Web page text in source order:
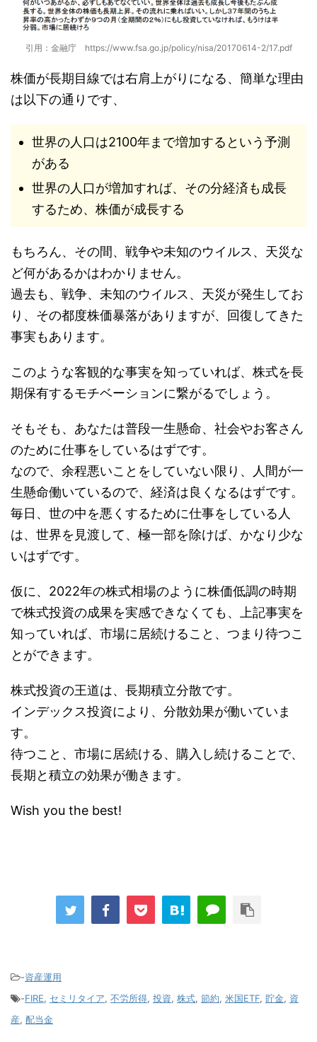
引用：金融庁 https://www.fsa.go.jp/policy/nisa/20170614-2/17.pdf
株価が長期目線では右肩上がりになる、簡単な理由
は以下の通りです、
世界の人口は2100年まで増加するという予測
がある
世界の人口が増加すれば、その分経済も成長
するため、株価が成長する
もちろん、その間、戦争や未知のウイルス、天災な
ど何があるかはわかりません。
過去も、戦争、未知のウイルス、天災が発生してお
り、その都度株価暴落がありますが、回復してきた
事実もあります。
このような客観的な事実を知っていれば、株式を長
期保有するモチベーションに繋がるでしょう。
そもそも、あなたは普段一生懸命、社会やお客さん
のために仕事をしているはずです。
なので、余程悪いことをしていない限り、人間が一
生懸命働いているので、経済は良くなるはずです。
毎日、世の中を悪くするために仕事をしている人
は、世界を見渡して、極一部を除けば、かなり少な
いはずです。
仮に、2022年の株式相場のように株価低調の時期
で株式投資の成果を実感できなくても、上記事実を
知っていれば、市場に居続けること、つまり待つこ
とができます。
株式投資の王道は、長期積立分散です。
インデックス投資により、分散効果が働いていま
す。
待つこと、市場に居続ける、購入し続けることで、
長期と積立の効果が働きます。
Wish you the best!
-資産運用
-FIRE, セミリタイア, 不労所得, 投資, 株式, 節約, 米国ETF, 貯金, 資
産, 配当金